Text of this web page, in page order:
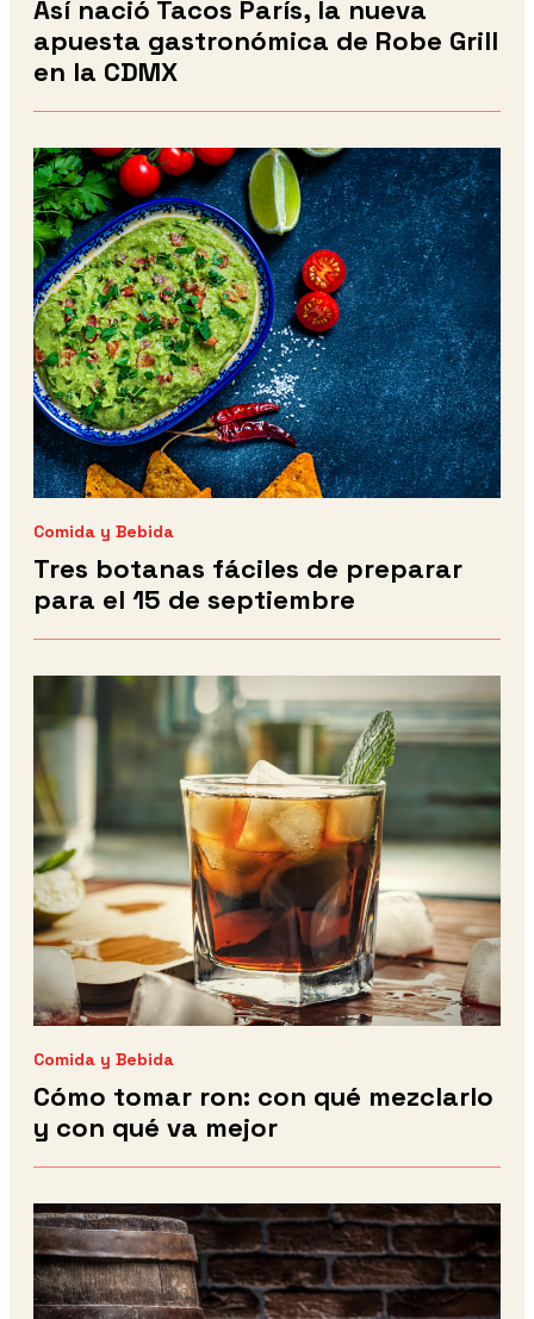
Así nació Tacos París, la nueva
apuesta gastronómica de Robe Grill
en la CDMX
Comida y Bebida
Tres botanas fáciles de preparar
para el 15 de septiembre
Comida y Bebida
Cómo tomar ron: con qué mezclarlo
y con qué va mejor